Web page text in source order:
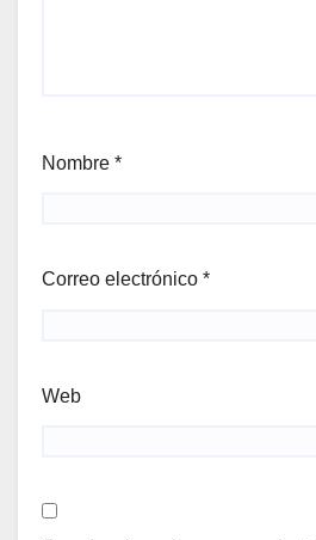
Nombre *
Correo electrónico *
Web